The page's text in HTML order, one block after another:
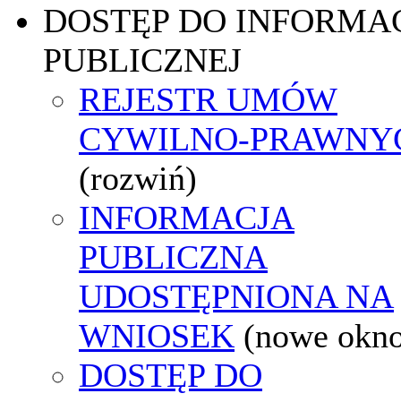
DOSTĘP DO
PUBLICZNEJ
REJESTR UMÓW
CYWILNO-
(rozwiń)
INFORMACJA
PUBLICZNA
UDOSTĘPNIONA NA
WNIOSEK (nowe
DOSTĘP DO